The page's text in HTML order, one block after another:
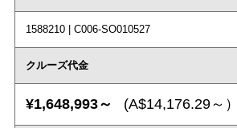
1588210 | C006-SO010527
クルーズ代金
¥1,648,993～ (A$14,176.29～）